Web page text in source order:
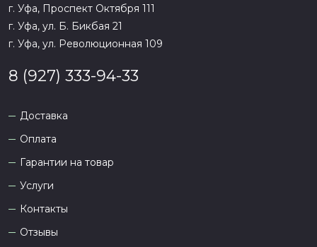
г. Уфа, Проспект Октября 111
г. Уфа, ул. Б. Бикбая 21
г. Уфа, ул. Революционная 109
8 (927) 333-94-33
Доставка
Оплата
Гарантии на товар
Услуги
Контакты
Отзывы